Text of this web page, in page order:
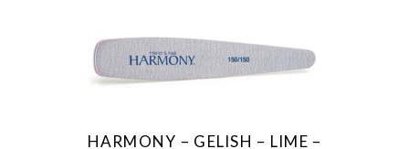
HARMONY – GELISH – LIME –